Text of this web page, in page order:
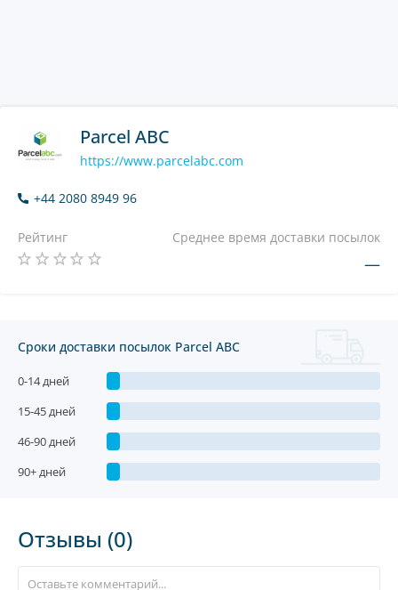
Parcel ABC
https://www.parcelabc.com
+44 2080 8949 96
Рейтинг Среднее время доставки посылок
—
Сроки доставки посылок Parcel ABC
0-14 дней
15-45 дней
46-90 дней
90+ дней
Отзывы (0)